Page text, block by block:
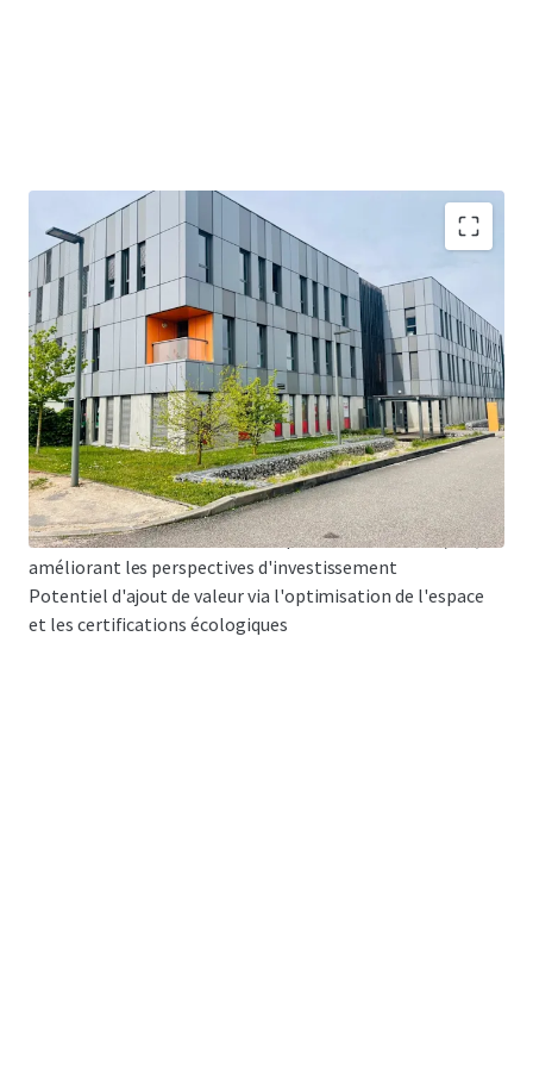
Emplacement privilégié dans le Lyon Tech Park, favorisant
l'innovation et la proximité de 200+ entreprises
Accès stratégique via les trams et les principales
autoroutes, à seulement 20 min de l'aéroport de Lyon
Flux de trésorerie hautement stable provenant d'un
locataire de 20 ans, réseau leader de crèches privées
Solide rendement net initial de 7,44%, indicatif de retours
sur investissement convaincants
Coût inférieur à la valeur de remplacement à 1 621 €/m²,
améliorant les perspectives d'investissement
Potentiel d'ajout de valeur via l'optimisation de l'espace
et les certifications écologiques